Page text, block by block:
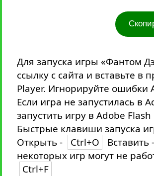
Для запуска игры «Фантом
ссылку с сайта и вставьте
Player. Игнорируйте ошибки
Если игра не запустилась в
запустить игру в Adobe
Быстрые клавиши запуска
Открыть -
Ctrl+O Вставить -
некоторых игр могут не
Ctrl+F